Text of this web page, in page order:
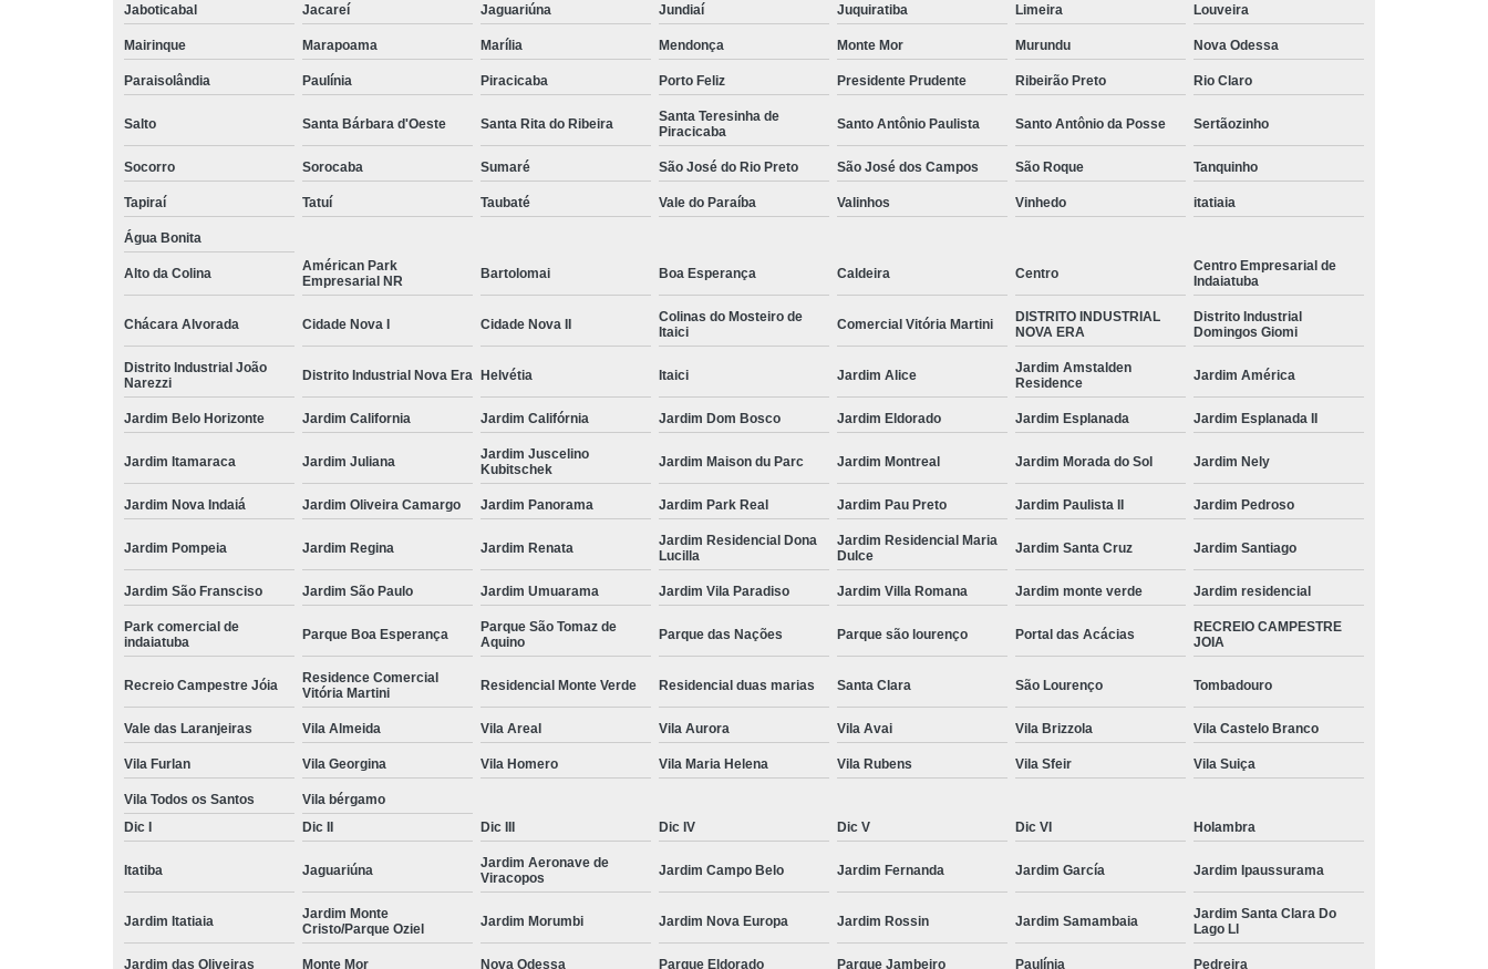
Jaboticabal Jacareí Jaguariúna Jundiaí Juquiratiba Limeira Louveira
Mairinque Marapoama Marília Mendonça Monte Mor Murundu Nova Odessa
Paraisolândia Paulínia Piracicaba Porto Feliz Presidente Prudente Ribeirão Preto Rio Claro
Salto Santa Bárbara d'Oeste Santa Rita do Ribeira
Santa Teresinha de
Piracicaba
Santo Antônio Paulista Santo Antônio da Posse Sertãozinho
Socorro Sorocaba Sumaré São José do Rio Preto São José dos Campos São Roque Tanquinho
Tapiraí Tatuí Taubaté Vale do Paraíba Valinhos Vinhedo itatiaia
Água Bonita
Alto da Colina
Américan Park
Empresarial NR
Bartolomai Boa Esperança Caldeira Centro
Centro Empresarial de
Indaiatuba
Chácara Alvorada Cidade Nova I Cidade Nova II
Colinas do Mosteiro de
Itaici
Comercial Vitória Martini
DISTRITO INDUSTRIAL
NOVA ERA
Distrito Industrial
Domingos Giomi
Distrito Industrial João
Narezzi
Distrito Industrial Nova Era Helvétia Itaici Jardim Alice
Jardim Amstalden
Residence
Jardim América
Jardim Belo Horizonte Jardim California Jardim Califórnia Jardim Dom Bosco Jardim Eldorado Jardim Esplanada Jardim Esplanada II
Jardim Itamaraca Jardim Juliana
Jardim Juscelino
Kubitschek
Jardim Maison du Parc Jardim Montreal Jardim Morada do Sol Jardim Nely
Jardim Nova Indaiá Jardim Oliveira Camargo Jardim Panorama Jardim Park Real Jardim Pau Preto Jardim Paulista II Jardim Pedroso
Jardim Pompeia Jardim Regina Jardim Renata
Jardim Residencial Dona
Lucilla
Jardim Residencial Maria
Dulce
Jardim Santa Cruz Jardim Santiago
Jardim São Fransciso Jardim São Paulo Jardim Umuarama Jardim Vila Paradiso Jardim Villa Romana Jardim monte verde Jardim residencial
Park comercial de
indaiatuba
Parque Boa Esperança
Parque São Tomaz de
Aquino
Parque das Nações Parque são lourenço Portal das Acácias
RECREIO CAMPESTRE
JOIA
Recreio Campestre Jóia
Residence Comercial
Vitória Martini
Residencial Monte Verde Residencial duas marias Santa Clara São Lourenço Tombadouro
Vale das Laranjeiras Vila Almeida Vila Areal Vila Aurora Vila Avai Vila Brizzola Vila Castelo Branco
Vila Furlan Vila Georgina Vila Homero Vila Maria Helena Vila Rubens Vila Sfeir Vila Suiça
Vila Todos os Santos
Vila bérgamo
Dic I
Dic II Dic III Dic IV Dic V Dic VI Holambra
Itatiba Jaguariúna
Jardim Aeronave de
Viracopos
Jardim Campo Belo Jardim Fernanda Jardim García Jardim Ipaussurama
Jardim Itatiaia
Jardim Monte
Cristo/Parque Oziel
Jardim Morumbi Jardim Nova Europa Jardim Rossin Jardim Samambaia
Jardim Santa Clara Do
Lago Ll
Jardim das Oliveiras Monte Mor Nova Odessa Parque Eldorado Parque Jambeiro Paulínia Pedreira